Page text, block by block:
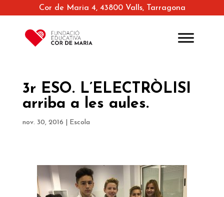
Cor de Maria 4, 43800 Valls, Tarragona
3r ESO. L’ELECTRÒLISI
arriba a les aules.
nov. 30, 2016 Escola